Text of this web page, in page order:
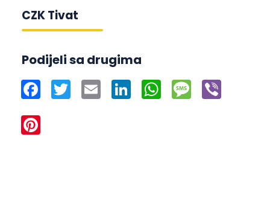
CZK Tivat
Podijeli sa drugima
Facebook
Twitter Email LinkedInWhatsApp
Message